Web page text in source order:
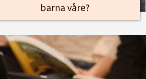
barna våre?